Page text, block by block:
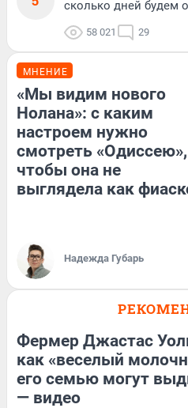
сколько дней будем
58 021 29
МНЕНИЕ
«Мы видим нового
Нолана»: с каким
настроем нужно
смотреть «Одиссею»,
чтобы она не
выглядела как
Надежда Губарь
Фермер Джастас
как «веселый
его семью могут
— видео